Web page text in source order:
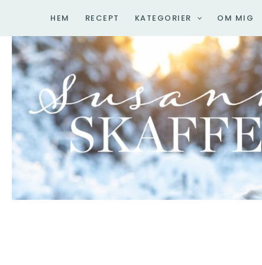
innehåll
HEM RECEPT KATEGORIER OM MIG